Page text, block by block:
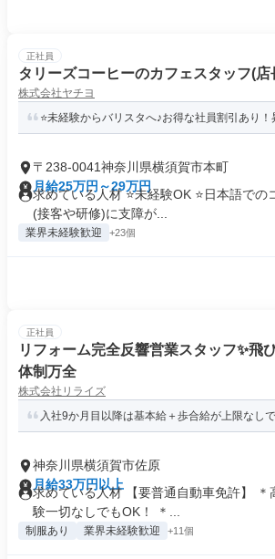
正社員
タリーズコーヒーのカフェスタッフ(店
株式会社ヤチヨ
⭐未経験からバリスタへ♪お得な社員割引あり！
〒238-0041神奈川県横須賀市本町
月給25万円～29万円
求めている人材 ⭐未経験OK ⭐日本語での
(接客や研修)に支障が...
業界未経験歓迎 +23個
正社員
リフォーム完全反響営業スタッフ✨飛
体制万全
株式会社リライズ
入社9か月目以降は基本給＋歩合給が上限なし
神奈川県横須賀市佐原
月給33万円以上
求めている人材 【要普通自動車免許】 ＊
験一切なしでもOK！ ＊...
制服あり 業界未経験歓迎 +11個